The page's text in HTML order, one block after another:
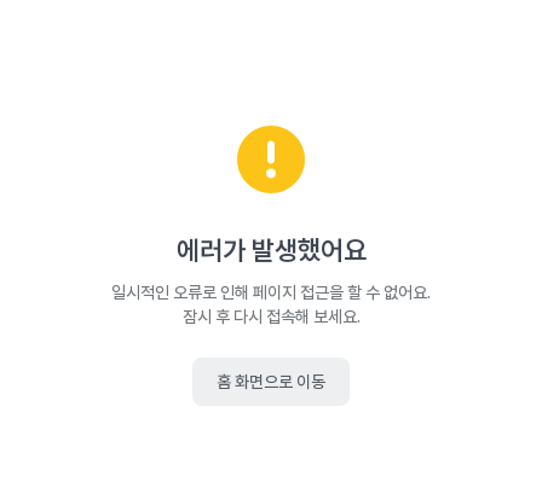
에러가 발생했어요
일시적인 오류로 인해 페이지 접근을 할 수 없어요.
잠시 후 다시 접속해 보세요.
홈 화면으로 이동